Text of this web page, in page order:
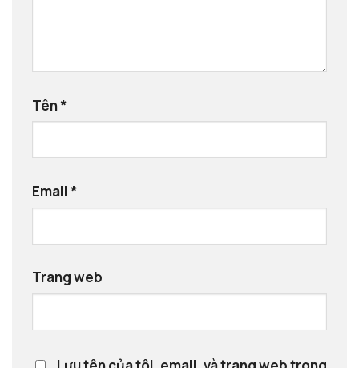
Tên*
Email*
Trang web